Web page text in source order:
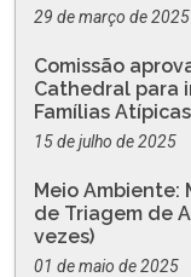
29 de março de 2025
Comissão
Cathedral para
Famílias
15 de julho de 2025
Meio Ambiente:
de Triagem de
vezes)
01 de maio de 2025